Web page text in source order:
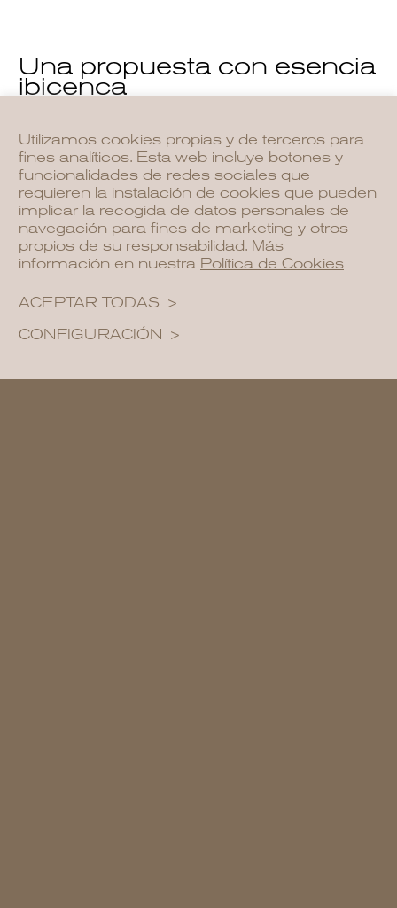
Una propuesta con esencia
ibicenca
Proyectos comoTaridaoHerencia by
Ncalma Homesson ejemplo de cómo el
estilo mediterráneose adapta a las
necesidades contemporáneas. Las
viviendas combinan tecnología
inteligente, sistemas de climatización
eficientes y materiales de alta calidad, sin
casas ibicencas.
Utilizamos cookies propias y de terceros para
fines analíticos. Esta web incluye botones y
funcionalidades de redes sociales que
requieren la instalación de cookies que pueden
implicar la recogida de datos personales de
navegación para fines de marketing y otros
propios de su responsabilidad. Más
información en nuestra Política de Cookies
CONFIGURACIÓN
ACEPTAR TODAS